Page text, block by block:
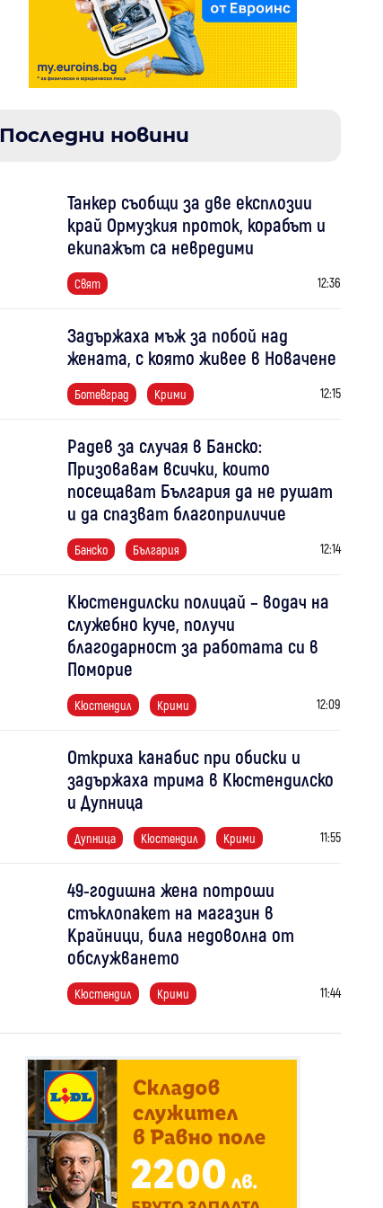
Последни новини
Танкер съобщи за две експлозии
край Ормузкия проток, корабът и
екипажът са невредими
Свят 12:36
Задържаха мъж за побой над
жената, с която живее в Новачене
Ботевград Крими 12:15
Радев за случая в Банско:
Призовавам всички, които
посещават България да не рушат
и да спазват благоприличие
Банско България 12:14
Кюстендилски полицай – водач на
служебно куче, получи
благодарност за работата си в
Поморие
Кюстендил Крими 12:09
Откриха канабис при обиски и
задържаха трима в Кюстендилско
и Дупница
Дупница Кюстендил Крими 11:55
49-годишна жена потроши
стъклопакет на магазин в
Крайници, била недоволна от
обслужването
Кюстендил Крими 11:44